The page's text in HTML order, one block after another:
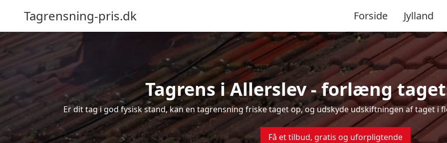
Tagrensning-pris.dk Forside Jylland
Tagrens i Allerslev - forlæng
Er dit tag i god fysisk stand, kan en tagrensning friske taget op, og udskyde udskiftningen af taget i
Få et tilbud, gratis og uforpligtende